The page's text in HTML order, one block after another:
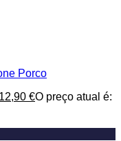
Porco
12,90 €O preço atual é: